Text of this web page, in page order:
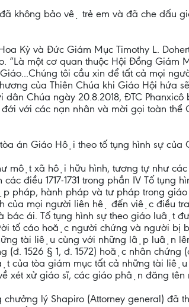
không bảo vệ trẻ em và đã che dấu
Kỳ và Đức Giám Mục Timothy L.
“Là một cơ quan thuộc Hội Đồng Giám
tôi cầu xin để tất cả mọi
của Thiên Chúa khi Giáo Hội hứa
Chúa ngày 20.8.2018, ĐTC
với các nạn nhân và mời gọi toàn
án Giáo Hội theo tố tụng hình sự của
một xã hội hữu hình, tương tự như
điều 1717-1731 trong phần IV Tố
pháp, hành pháp và tư pháp trong
mọi người liên hệ đến việc điều
ái. Tố tụng hình sự theo giáo luật
tố cáo hoặc người chứng và người
tài liệu cùng với những lập luận
(đ. 1526 § 1, đ. 1572) hoặc nhân
của tòa giám mục tất cả những tài
xét xử giáo sĩ, các giáo phận đăng
chưởng lý Shapiro (Attorney general)